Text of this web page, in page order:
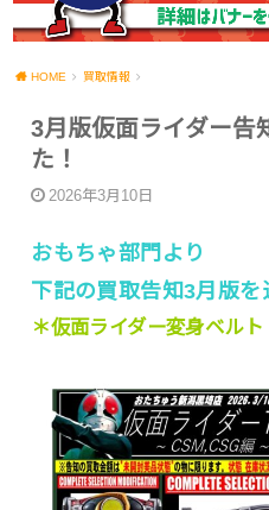
HOME 買取情報
3月版仮面ライダー告
た！
2026年3月10日
おもちゃ部門より
下記の買取告知3月版を
＊仮面ライダー変身ベルト